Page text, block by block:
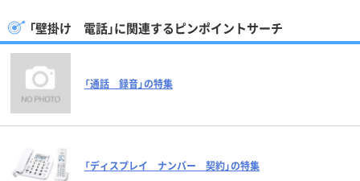
「壁掛け 電話」に関連するピンポイントサーチ
「通話 録音」の特集
「ディスプレイ ナンバー 契約」の特集